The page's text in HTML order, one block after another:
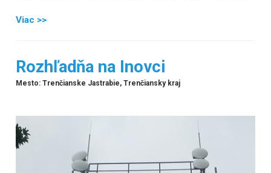
Viac >>
Rozhľadňa na Inovci
Mesto: Trenčianske Jastrabie, Trenčiansky kraj